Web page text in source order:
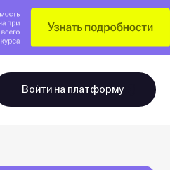
Войти на платформу